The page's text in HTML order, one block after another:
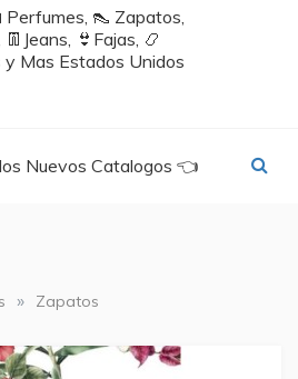
👠 Zapatos,
👙Fajas, 📿
y Mas Estados Unidos
Nuevos Catalogos 👈
» Zapatos